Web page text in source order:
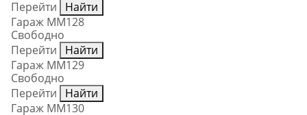
Перейти
Найти
Гараж ММ128
Свободно
Перейти
Найти
Гараж ММ129
Свободно
Перейти
Найти
Гараж ММ130